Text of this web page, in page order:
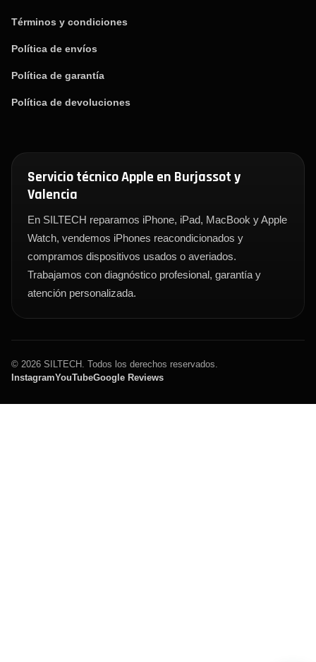
Términos y condiciones
Política de envíos
Política de garantía
Política de devoluciones
Servicio técnico Apple en Burjassot y
Valencia
En SILTECH reparamos iPhone, iPad, MacBook y Apple
Watch, vendemos iPhones reacondicionados y
compramos dispositivos usados o averiados.
Trabajamos con diagnóstico profesional, garantía y
atención personalizada.
© 2026 SILTECH. Todos los derechos reservados.
InstagramYouTubeGoogle Reviews